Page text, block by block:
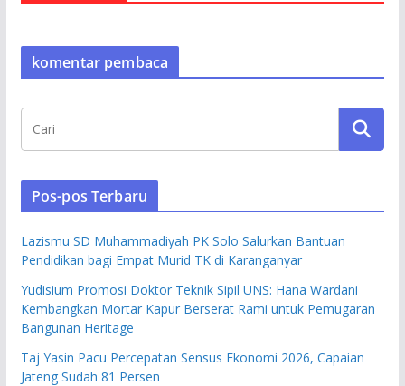
komentar pembaca
Pos-pos Terbaru
Lazismu SD Muhammadiyah PK Solo Salurkan Bantuan
Pendidikan bagi Empat Murid TK di Karanganyar
Yudisium Promosi Doktor Teknik Sipil UNS: Hana Wardani
Kembangkan Mortar Kapur Berserat Rami untuk Pemugaran
Bangunan Heritage
Taj Yasin Pacu Percepatan Sensus Ekonomi 2026, Capaian
Jateng Sudah 81 Persen